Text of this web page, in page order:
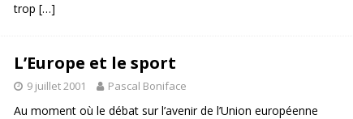
trop […]
L’Europe et le sport
9 juillet 2001 Pascal Boniface
Au moment où le débat sur l’avenir de l’Union européenne